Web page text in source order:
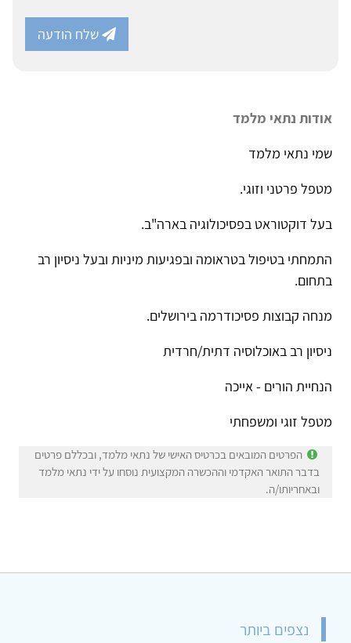
שלח הודעה
אודות נתאי מלמד
שמי נתאי מלמד
מטפל פרטני וזוגי.
בעל דוקטוראט בפסיכולוגיה בארה"ב.
התמחתי בטיפול בטראומה ובפגיעות מיניות ובעל ניסיון רב
בתחום.
מנחה קבוצות פסיכודרמה בירושלים.
ניסיון רב באוכלוסיה דתית/חרדית
הנחיית הורים - אייכה
מטפל זוגי ומשפחתי
הפרטים המובאים בכרטיס האישי של נתאי מלמד, ובכללם פרטים
בדבר התואר האקדמי וההכשרה המקצועית נוסחו על ידי נתאי מלמד
ובאחריותו/ה.
נצפים ביותר